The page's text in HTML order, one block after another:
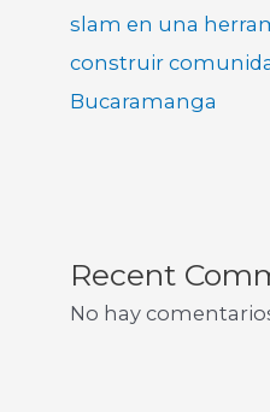
slam en una
construir
Bucaramanga
Recent
No hay